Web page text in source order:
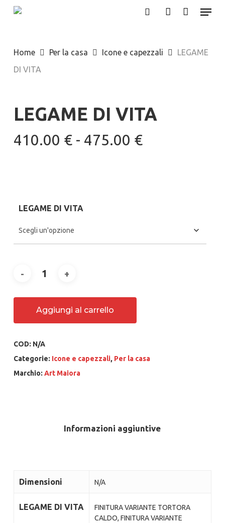
Skip
content
Menu
Home Per la casa Icone e capezzali
LEGAME
DI VITA
LEGAME DI VITA
410.00 € - 475.00 €Fascia
475.00 €
LEGAME DI VITA
Aggiungi al carrello
COD: N/A
Categorie: Icone e capezzali, Per la casa
Marchio: Art Maiora
Informazioni aggiuntive
Dimensioni N/A
LEGAME DI VITA
FINITURA VARIANTE TORTORA
CALDO, FINITURA VARIANTE